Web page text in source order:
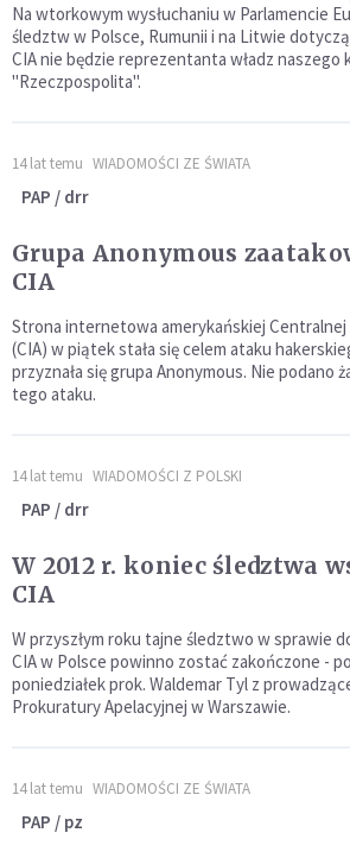
Na wtorkowym wysłuchaniu w Parlamencie
śledztw w Polsce, Rumunii i na Litwie
CIA nie będzie reprezentanta władz naszego
"Rzeczpospolita".
14 lat temu WIADOMOŚCI ZE ŚWIATA
PAP / drr
Grupa Anonymous
CIA
Strona internetowa amerykańskiej Centralnej
(CIA) w piątek stała się celem ataku
przyznała się grupa Anonymous. Nie podano
tego ataku.
14 lat temu WIADOMOŚCI Z POLSKI
PAP / drr
W 2012 r. koniec śledztwa
CIA
W przyszłym roku tajne śledztwo w sprawie
CIA w Polsce powinno zostać zakończone -
poniedziałek prok. Waldemar Tyl z
Prokuratury Apelacyjnej w Warszawie.
14 lat temu WIADOMOŚCI ZE ŚWIATA
PAP / pz